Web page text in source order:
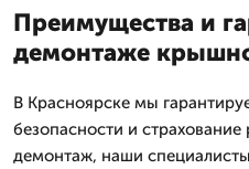
Преимущества и
демонтаже
В Красноярске мы
безопасности и
демонтаж, наши